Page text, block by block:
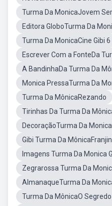
Turma Da MonicaJovem
Editora GloboTurma Da
Turma Da MonicaCine Gibi 6
Escrever Com a FonteDa
A BandinhaDa Turma Da
Monica PressaTurma Da
Turma Da MônicaRezando
Tirinhas Da Turma Da
DecoraçãoTurma Da Monica
Gibi Turma Da
Imagens Turma Da Monica
Zegrarossa Turma Da
AlmanaqueTurma Da
Turma Da MônicaO